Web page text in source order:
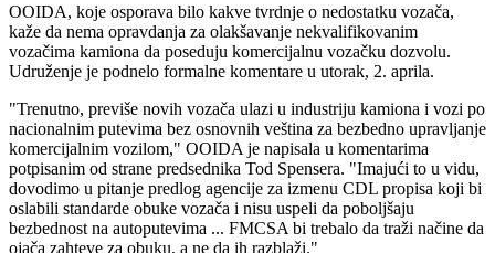
OOIDA, koje osporava bilo kakve tvrdnje o nedostatku vozača,
kaže da nema opravdanja za olakšavanje nekvalifikovanim
vozačima kamiona da poseduju komercijalnu vozačku dozvolu.
Udruženje je podnelo formalne komentare u utorak, 2. aprila.
"Trenutno, previše novih vozača ulazi u industriju kamiona i vozi po
nacionalnim putevima bez osnovnih veština za bezbedno upravljanje
komercijalnim vozilom," OOIDA je napisala u komentarima
potpisanim od strane predsednika Tod Spensera. "Imajući to u vidu,
dovodimo u pitanje predlog agencije za izmenu CDL propisa koji bi
oslabili standarde obuke vozača i nisu uspeli da poboljšaju
bezbednost na autoputevima ... FMCSA bi trebalo da traži načine da
ojača zahteve za obuku, a ne da ih razblaži."